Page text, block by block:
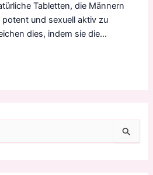
Tabletten, die Männern
und sexuell aktiv zu
dies, indem sie die…